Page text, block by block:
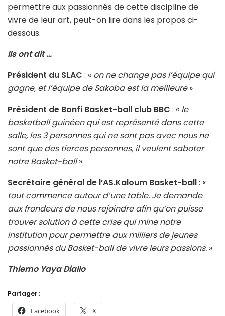
permettre aux passionnés de cette discipline de
vivre de leur art, peut-on lire dans les propos ci-
dessous.
Ils ont dit …
Président du SLAC : « on ne change pas l’équipe qui
gagne, et l’équipe de Sakoba est la meilleure»
Président de Bonfi Basket-ball club BBC : « le
basketball guinéen qui est représenté dans cette
salle, les 3 personnes qui ne sont pas avec nous ne
sont que des tierces personnes, il veulent saboter
notre Basket-ball»
Secrétaire général de l’AS.Kaloum Basket-ball: «
tout commence autour d’une table. Je demande
aux frondeurs de nous rejoindre afin qu’on puisse
trouver solution à cette crise qui mine notre
institution pour permettre aux milliers de jeunes
passionnés du Basket-ball de vivre leurs passions. »
Thierno Yaya Diallo
Partager :
Facebook X